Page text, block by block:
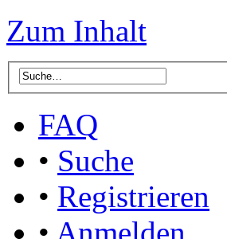
Zum Inhalt
FAQ
• Suche
• Registrieren
• Anmelden